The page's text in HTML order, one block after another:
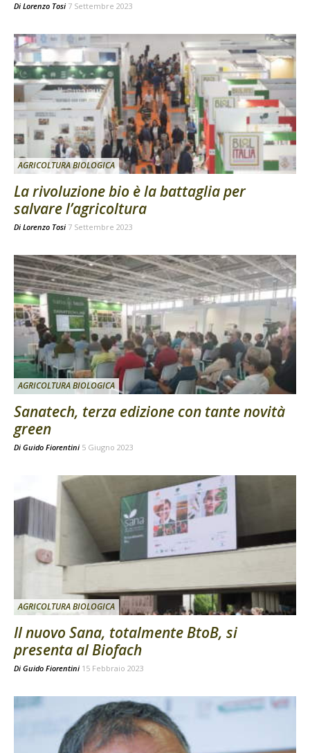
Di Lorenzo Tosi 7 Settembre 2023
AGRICOLTURA BIOLOGICA
La rivoluzione bio è la battaglia per
salvare l’agricoltura
Di Lorenzo Tosi 7 Settembre 2023
AGRICOLTURA BIOLOGICA
Sanatech, terza edizione con tante novità
green
Di Guido Fiorentini 5 Giugno 2023
AGRICOLTURA BIOLOGICA
Il nuovo Sana, totalmente BtoB, si
presenta al Biofach
Di Guido Fiorentini 15 Febbraio 2023